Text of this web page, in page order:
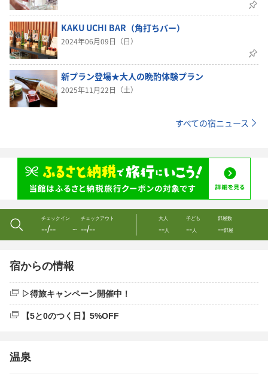
KAKU UCHI BAR（角打ちバー）
2024年06月09日（日）
新プラン登場★大人の晩酌体験プラン
2025年11月22日（土）
すべての宿ニュース
チェックイン
--/-- 〜
チェックアウト
--/--
大人
--人
子ども
--人
部屋数
--部屋
宿からの情報
▷得旅キャンペーン開催中！
【5と0のつく日】5%OFF
温泉